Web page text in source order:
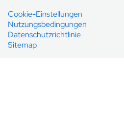
Cookie-Einstellungen
Nutzungsbedingungen
Datenschutzrichtlinie
Sitemap